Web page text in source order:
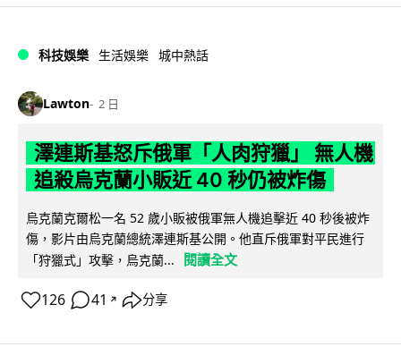
科技娛樂 生活娛樂 城中熱話
Lawton 2 日
澤連斯基怒斥俄軍「人肉狩獵」 無人機
追殺烏克蘭小販近 40 秒仍被炸傷
烏克蘭克爾松一名 52 歲小販被俄軍無人機追擊近 40 秒後被炸
傷，影片由烏克蘭總統澤連斯基公開。他直斥俄軍對平民進行
「狩獵式」攻擊，烏克蘭...
閱讀全文
126 41 ↗ 分享